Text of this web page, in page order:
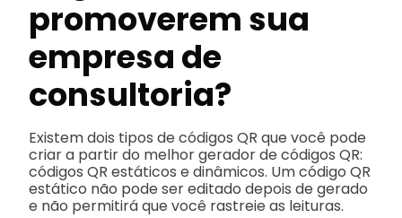
promoverem sua
empresa de
consultoria?
Existem dois tipos de códigos QR que você pode
criar a partir do melhor gerador de códigos QR:
códigos QR estáticos e dinâmicos. Um código QR
estático não pode ser editado depois de gerado
e não permitirá que você rastreie as leituras.